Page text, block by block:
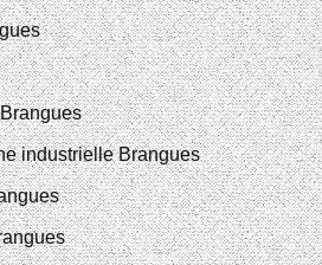
industrielle Brangues